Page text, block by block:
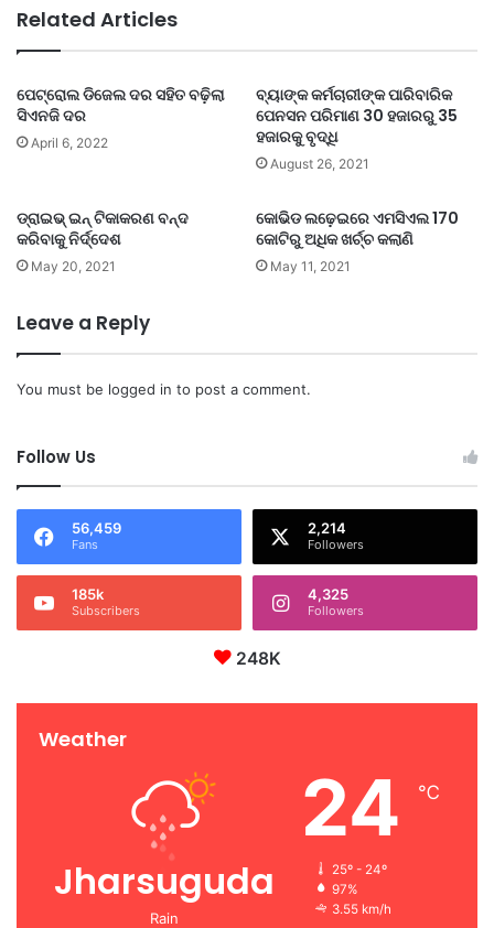
Related Articles
ପେଟ୍ରୋଲ ଡିଜେଲ ଦର ସହିତ ବଢ଼ିଲା
ସିଏନଜି ଦର
April 6, 2022
ବ୍ୟାଙ୍କ କର୍ମଚାରୀଙ୍କ ପାରିବାରିକ
ପେନସନ ପରିମାଣ 30 ହଜାରରୁ 35
ହଜାରକୁ ବୃଦ୍ଧି
August 26, 2021
ଡ୍ରାଇଭ୍ ଇନ୍ ଟିକାକରଣ ବନ୍ଦ
କରିବାକୁ ନିର୍ଦ୍ଦେଶ
May 20, 2021
କୋଭିଡ ଲଢ଼େଇରେ ଏମସିଏଲ 170
କୋଟିରୁ ଅଧିକ ଖର୍ଚ୍ଚ କଲାଣି
May 11, 2021
Leave a Reply
You must be logged in to post a comment.
Follow Us
56,459
Fans
2,214
Followers
185k
Subscribers
4,325
Followers
248K
Weather
Jharsuguda
Rain
24 ℃
25º - 24º
97%
3.55 km/h